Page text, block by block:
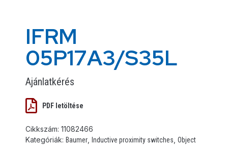
IFRM
05P17A3/S35L
Ajánlatkérés
PDF letöltése
Cikkszám: 11082466
Kategóriák: Baumer Inductive proximity switches Object